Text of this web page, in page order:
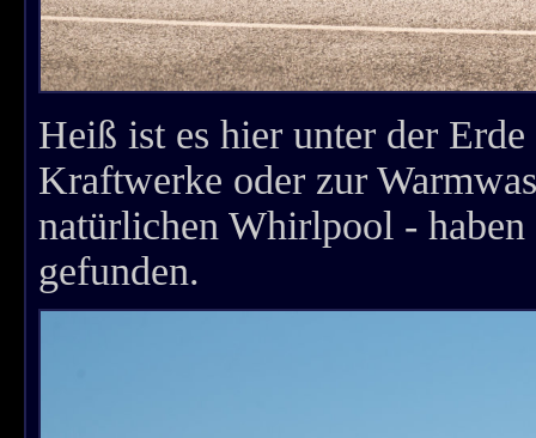
Heiß ist es hier unter der
Kraftwerke oder zur
natürlichen Whirlpool -
gefunden.